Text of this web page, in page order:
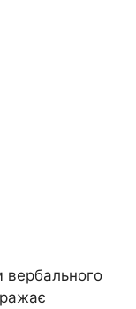
вербального